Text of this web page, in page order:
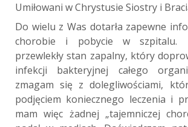
Umiłowani w Chrystusie Siostry i
Do wielu z Was dotarła zapewne
chorobie i pobycie w szpitalu.
przewlekły stan zapalny, który
infekcji bakteryjnej całego
zmagam się z dolegliwościami,
podjęciem koniecznego leczenia i
mam więc żadnej „tajemniczej